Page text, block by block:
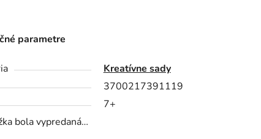
parametre
Kreatívne sady
3700217391119
7+
bola vypredaná…